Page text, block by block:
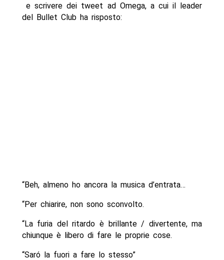
e scrivere dei tweet ad Omega, a cui il leader
del Bullet Club ha risposto:
“Beh, almeno ho ancora la musica d’entrata…
“Per chiarire, non sono sconvolto.
“La furia del ritardo è brillante / divertente, ma
chiunque è libero di fare le proprie cose.
“Saró la fuori a fare lo stesso”